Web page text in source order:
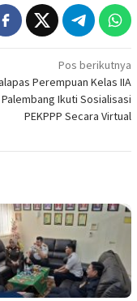
Pos berikutnya
Perempuan Kelas IIA
Palembang Ikuti Sosialisasi
PEKPPP Secara Virtual